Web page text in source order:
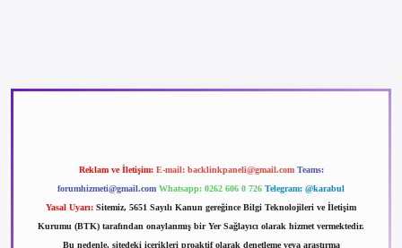
Reklam ve İletişim: E-mail: backlinkpaneli@gmail.com Teams:
forumhizmeti@gmail.com Whatsapp: 0262 606 0 726 Telegram: @karabul
Yasal Uyarı: Sitemiz, 5651 Sayılı Kanun gereğince Bilgi Teknolojileri ve İletişim
Kurumu (BTK) tarafından onaylanmış bir Yer Sağlayıcı olarak hizmet vermektedir.
Bu nedenle, sitedeki içerikleri proaktif olarak denetleme veya araştırma